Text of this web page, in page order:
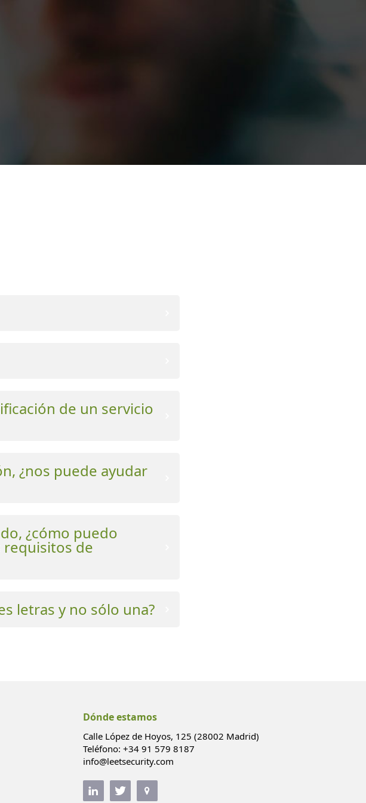
de un servicio
¿nos puede ayudar
¿cómo puedo
requisitos de
letras y no sólo una?
Dónde estamos
Calle López de Hoyos, 125 (28002 Madrid)
Teléfono: +34 91 579 8187
info@leetsecurity.com